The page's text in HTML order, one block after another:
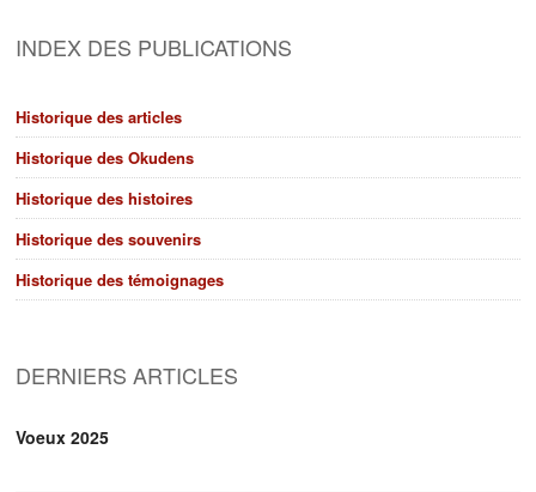
INDEX DES PUBLICATIONS
Historique des articles
Historique des Okudens
Historique des histoires
Historique des souvenirs
Historique des témoignages
DERNIERS ARTICLES
Voeux 2025